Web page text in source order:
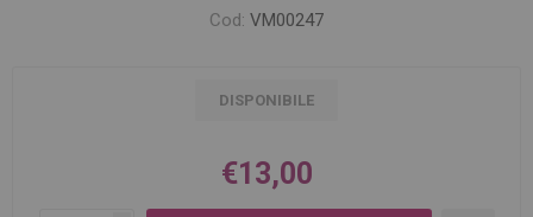
Cod: VM00247
DISPONIBILE
€13,00